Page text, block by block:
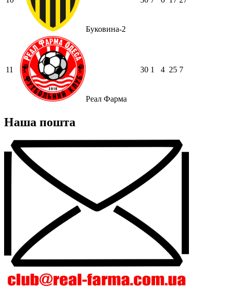
Буковина-2
11
Реал Фарма
30 1 4 25 7
Наша пошта